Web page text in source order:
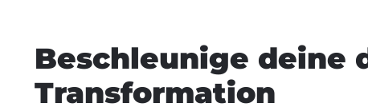
Beschleunige deine
Transformation